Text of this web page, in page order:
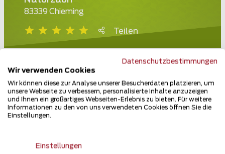
83339 Chieming
Teilen
Datenschutzbestimmungen
Wir verwenden Cookies
Wir können diese zur Analyse unserer Besucherdaten platzieren, um
unsere Webseite zu verbessern, personalisierte Inhalte anzuzeigen
und Ihnen ein großartiges Webseiten-Erlebnis zu bieten. Für weitere
Informationen zu den von uns verwendeten Cookies öffnen Sie die
Einstellungen.
Einstellungen